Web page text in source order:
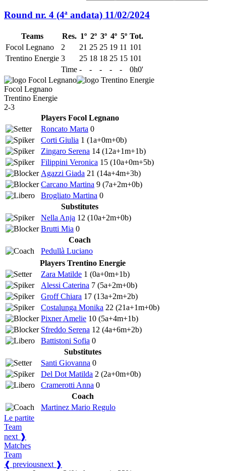
Round nr. 4 (4ª andata) 11/02/2024
Teams Res. 1º 2º 3º 4º 5º Tot.
Focol Legnano
2 21 25 25 19 11 101
Trentino Energie 3 25 18 18 25 15 101
Time - - - - - 0h0'
Focol Legnano
Trentino Energie
2-3
Players Focol Legnano
Roncato Marta 0
Corti Giulia 1 (1a+0m+0b)
Zingaro Serena 14 (12a+1m+1b)
Filippini Veronica 15 (10a+0m+5b)
Agazzi Giada 21 (14a+4m+3b)
Carcano Martina 9 (7a+2m+0b)
Brogliato Martina 0
Substitutes
Nella Anja 12 (10a+2m+0b)
Brutti Mia 0
Coach
Pedullà Luciano
Players Trentino Energie
Zara Matilde 1 (0a+0m+1b)
Alessi Caterina 7 (5a+2m+0b)
Groff Chiara 17 (13a+2m+2b)
Costalunga Monika 22 (21a+1m+0b)
Pixner Amelie 10 (5a+4m+1b)
Sfreddo Serena 12 (4a+6m+2b)
Battistoni Sofia 0
Substitutes
Santi Giovanna 0
Del Dot Matilda 2 (2a+0m+0b)
Cramerotti Anna 0
Coach
Martinez Mario Regulo
Le partite
Team
next ❱
Matches
Team
❰ previousnext ❱